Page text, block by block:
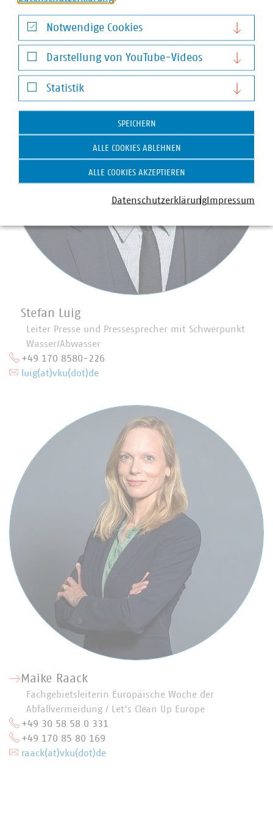
Ansprechpartner
Stefan Luig
Leiter Presse und Pressesprecher mit Schwerpunkt
Wasser/Abwasser
+49 170 8580-226
luig(at)vku(dot)de
Maike Raack
Fachgebietsleiterin Europäische Woche der
Abfallvermeidung / Let’s Clean Up Europe
+49 30 58 58 0 331
+49 170 85 80 169
raack(at)vku(dot)de
Notwendige Cookies
Notwendige Cookies
Darstellung von YouTube-Videos
Darstellung von YouTube-Videos
Statistik
Statistik
SPEICHERN
ALLE COOKIES ABLEHNEN
ALLE COOKIES AKZEPTIEREN
DatenschutzerklärungImpressum